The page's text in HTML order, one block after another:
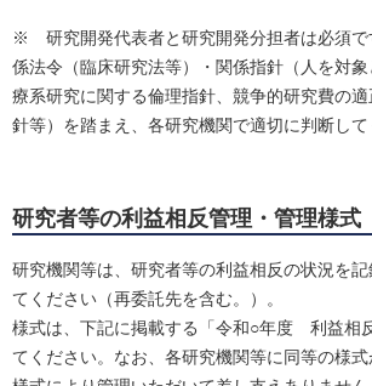
※ 研究開発代表者と研究開発分担者は必須で
係法令（臨床研究法等）・関係指針（人を対
療系研究に関する倫理指針、競争的研究費の
針等）を踏まえ、各研究機関で適切に判断して
研究者等の利益相反管理・管理様式
研究機関等は、研究者等の利益相反の状況を
てください（再委託先を含む。）。
様式は、下記に掲載する「令和○年度 利益相
てください。なお、各研究機関等に同等の様